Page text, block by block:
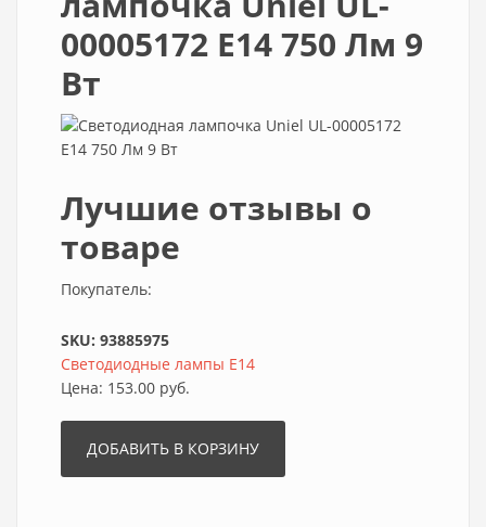
00005172 E14 750 Лм 9
Вт
Лучшие отзывы о
товаре
Покупатель:
SKU: 93885975
Светодиодные лампы E14
Цена: 153.00 руб.